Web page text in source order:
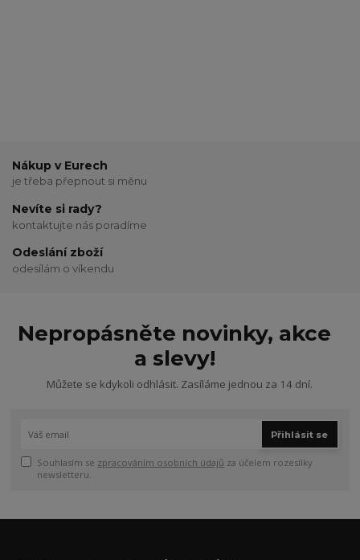
Nákup v Eurech
je třeba přepnout si měnu
Nevíte si rady?
kontaktujte nás poradíme
Odeslání zboží
odesílám o víkendu
Nepropásněte novinky, akce
a slevy!
Můžete se kdykoli odhlásit. Zasíláme jednou za 14 dní.
Přihlásit se
Souhlasím se zpracováním osobních údajů za účelem rozesílky
newsletteru.